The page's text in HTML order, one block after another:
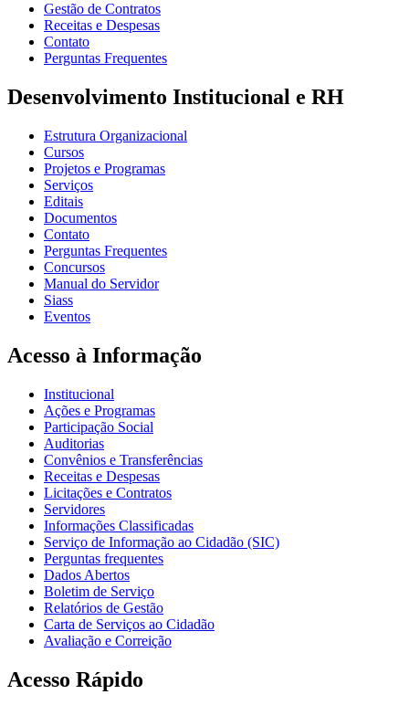
Gestão de Contratos
Receitas e Despesas
Contato
Perguntas Frequentes
Desenvolvimento Institucional e RH
Estrutura Organizacional
Cursos
Projetos e Programas
Serviços
Editais
Documentos
Contato
Perguntas Frequentes
Concursos
Manual do Servidor
Siass
Eventos
Acesso à Informação
Institucional
Ações e Programas
Participação Social
Auditorias
Convênios e Transferências
Receitas e Despesas
Licitações e Contratos
Servidores
Informações Classificadas
Serviço de Informação ao Cidadão (SIC)
Perguntas frequentes
Dados Abertos
Boletim de Serviço
Relatórios de Gestão
Carta de Serviços ao Cidadão
Avaliação e Correição
Acesso Rápido